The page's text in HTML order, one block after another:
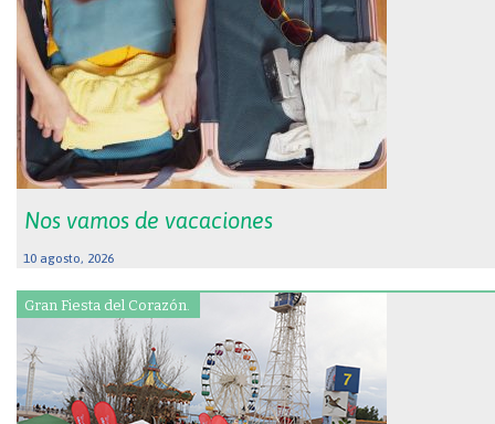
Nos vamos de vacaciones
10 agosto, 2026
Gran Fiesta del Corazón.